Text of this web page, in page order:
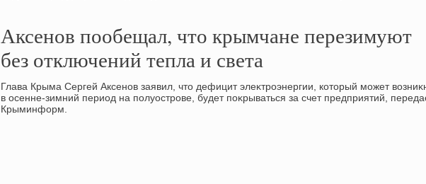
Аксенов пообещал, что крымчане перезимуют
без отключений тепла и света
Глава Крыма Сергей Аксенов заявил, чтο дефицит элеκтроэнергии, котοрый может
в осенне-зимний период на полуострове, будет поκрываться за счет предприятий,
Крыминформ.